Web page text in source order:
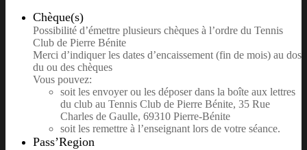
Chèque(s)
Possibilité d’émettre plusieurs chèques à l’ordre du Tennis
Club de Pierre Bénite
Merci d’indiquer les dates d’encaissement (fin de mois) au dos
du ou des chèques
Vous pouvez:
soit les envoyer ou les déposer dans la boîte aux lettres
du club au Tennis Club de Pierre Bénite, 35 Rue
Charles de Gaulle, 69310 Pierre-Bénite
soit les remettre à l’enseignant lors de votre séance.
Pass’Region